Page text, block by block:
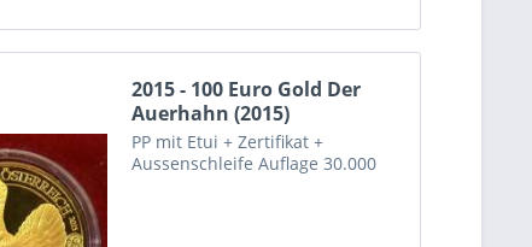
2015 - 100 Euro Gold Der
Auerhahn (2015)
PP mit Etui + Zertifikat +
Aussenschleife Auflage 30.000